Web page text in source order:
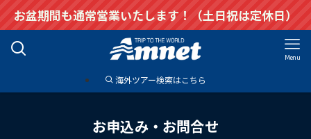
お盆期間も通常営業いたします！（土日祝は定休日）
Menu
海外ツアー検索はこちら
お申込み・お問合せ